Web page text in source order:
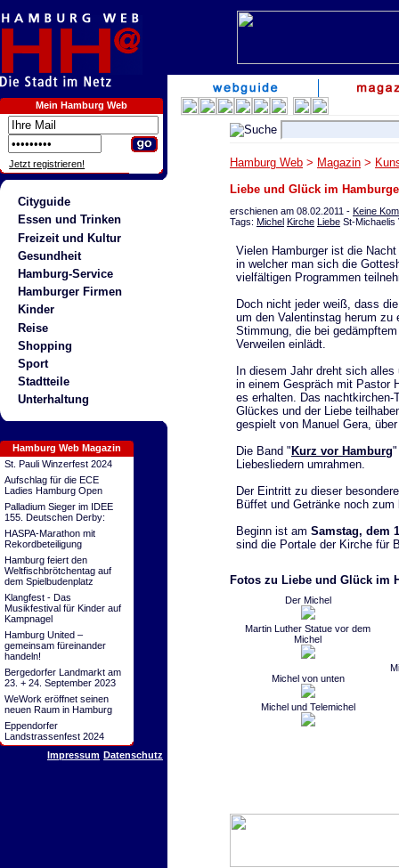
Mein Hamburg Web
Jetzt registrieren!
Cityguide
Essen und Trinken
Freizeit und Kultur
Gesundheit
Hamburg-Service
Hamburger Firmen
Kinder
Reise
Shopping
Sport
Stadtteile
Unterhaltung
Hamburg Web Magazin
St. Pauli Winzerfest 2024
Aufschlag für die ECE
Ladies Hamburg Open
Palladium Sieger im IDEE
155. Deutschen Derby:
HASPA-Marathon mit
Rekordbeteiligung
Hamburg feiert den
Weltfischbrötchentag auf
dem Spielbudenplatz
Klangfest - Das
Musikfestival für Kinder auf
Kampnagel
Hamburg United –
gemeinsam füreinander
handeln!
Bergedorfer Landmarkt am
23. + 24. September 2023
WeWork eröffnet seinen
neuen Raum in Hamburg
Eppendorfer
Landstrassenfest 2024
Impressum Datenschutz
Hamburg Web > Magazin >
Liebe und Glück im
erschienen am 08.02.2011 - Keine
Tags: Michel Kirche Liebe St-Michaelis
Vielen Hamburger ist die
in welcher man sich die
vielfältigen Programmen
Doch nicht jeder weiß, dass
um den Valentinstag herum
Stimmung, die bei
Verweilen einlädt.
In diesem Jahr dreht sich
in einem Gespräch mit Pastor
es erhalten. Das nachtkirchen-
Glückes und der Liebe
gespielt von Manuel Gera,
Die Band " Kurz vor Hamburg"
Liebesliedern umrahmen.
Der Eintritt zu dieser
Büffet und Getränke noch
Beginn ist am Samstag, dem
sind die Portale der Kirche für
Fotos zu Liebe und Glück im
Der Michel
Martin Luther Statue vor dem
Michel
Michel von unten
Michel und Telemichel